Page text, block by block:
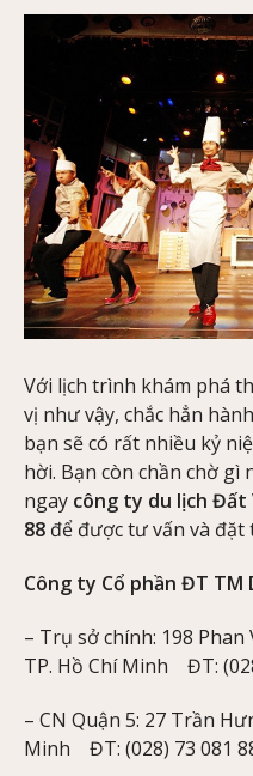
Với lịch trình khám phá
vị như vậy, chắc hẳn
bạn sẽ có rất nhiều kỷ
hời. Bạn còn chần chờ gì
ngay công ty du lịch Đất
88 để được tư vấn và
Công ty Cổ phần ĐT TM
– Trụ sở chính: 198 Phan
TP. Hồ Chí Minh ĐT:
– CN Quận 5: 27 Trần
Minh ĐT: (028) 73 081